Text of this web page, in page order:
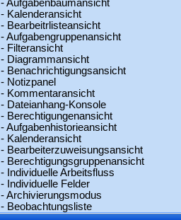
- Aufgabenbaumansicht
- Kalenderansicht
- Bearbeitrlisteansicht
- Aufgabengruppenansicht
- Filteransicht
- Diagrammansicht
- Benachrichtigungsansicht
- Notizpanel
- Kommentaransicht
- Dateianhang-Konsole
- Berechtigungenansicht
- Aufgabenhistorieansicht
- Kalenderansicht
- Bearbeiterzuweisungsansicht
- Berechtigungsgruppenansicht
- Individuelle Arbeitsfluss
- Individuelle Felder
- Archivierungsmodus
- Beobachtungsliste